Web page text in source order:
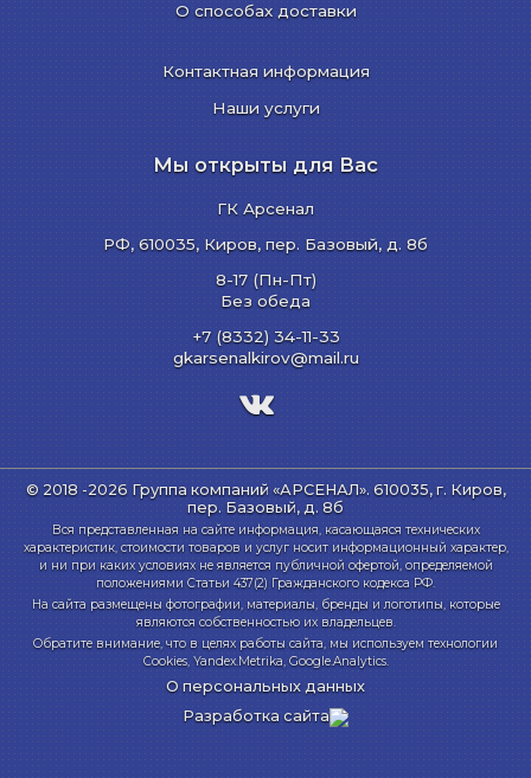
О способах доставки
Контактная информация
Наши услуги
Мы открыты для Вас
ГК Арсенал
РФ, 610035, Киров, пер. Базовый, д. 8б
8-17 (Пн-Пт)
Без обеда
+7 (8332) 34-11-33
gkarsenalkirov@mail.ru
© 2018 -2026 Группа компаний «АРСЕНАЛ». 610035, г. Киров,
пер. Базовый, д. 8б
Вся представленная на сайте информация, касающаяся технических
характеристик, стоимости товаров и услуг носит информационный характер,
и ни при каких условиях не является публичной офертой, определяемой
положениями Статьи 437(2) Гражданского кодекса РФ.
На сайта размещены фотографии, материалы, бренды и логотипы, которые
являются собственностью их владельцев.
Обратите внимание, что в целях работы сайта, мы используем технологии
Cookies, Yandex.Metrika, Google.Analytics.
О персональных данных
Разработка сайта